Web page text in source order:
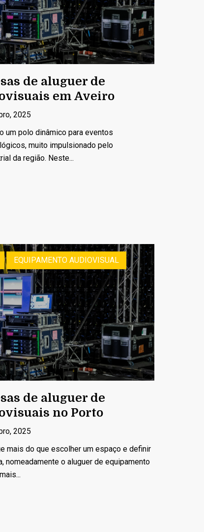
de aluguer de
em Aveiro
2025
um polo dinâmico para eventos
muito impulsionado pelo
da região. Neste...
EQUIPAMENTO AUDIOVISUAL
de aluguer de
no Porto
2025
mais do que escolher um espaço e definir
nomeadamente o aluguer de equipamento